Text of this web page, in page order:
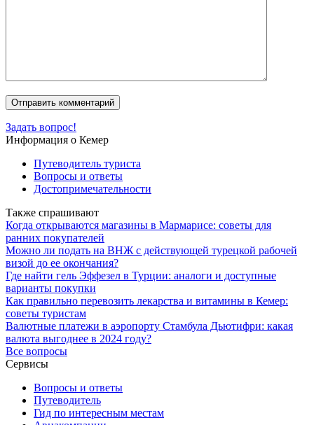
Задать вопрос!
Информация о Кемер
Путеводитель туриста
Вопросы и ответы
Достопримечательности
Также спрашивают
Когда открываются магазины в Мармарисе: советы для
ранних покупателей
Можно ли подать на ВНЖ с действующей турецкой рабочей
визой до ее окончания?
Где найти гель Эффезел в Турции: аналоги и доступные
варианты покупки
Как правильно перевозить лекарства и витамины в Кемер:
советы туристам
Валютные платежи в аэропорту Стамбула Дьютифри: какая
валюта выгоднее в 2024 году?
Все вопросы
Сервисы
Вопросы и ответы
Путеводитель
Гид по интересным местам